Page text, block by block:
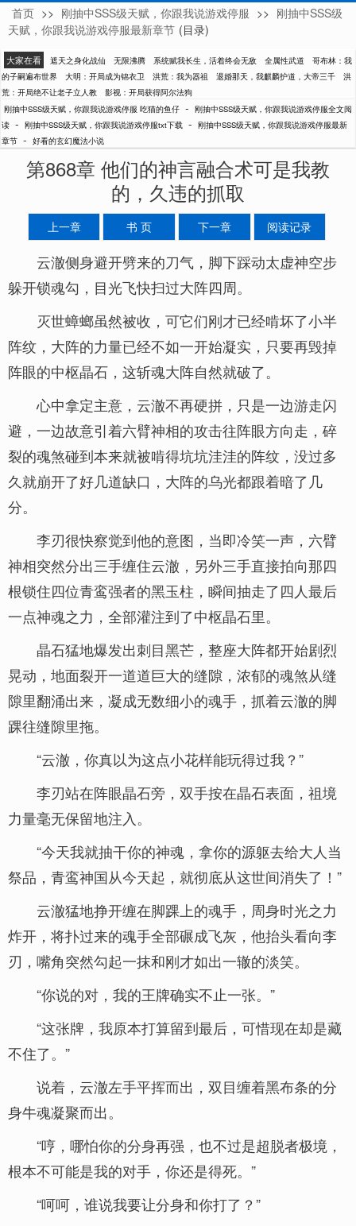
吃猫的鱼仔
首页 >> 刚抽中SSS级天赋，你跟我说游戏停服 >> 刚抽中SSS级
天赋，你跟我说游戏停服最新章节 (目录)
大家在看 遮天之身化战仙 无限沸腾 系统赋我长生，活着终会无敌 全属性武道
哥布林：我
的子嗣遍布世界
大明：开局成为锦衣卫 洪荒：我为器祖 退婚那天，我麒麟护道，大帝三千
洪
荒：开局绝不让老子立人教
影视：开局获得阿尔法狗
刚抽中SSS级天赋，你跟我说游戏停服 吃猫的鱼仔 - 刚抽中SSS级天赋，你跟我说游戏停服全文阅
读 - 刚抽中SSS级天赋，你跟我说游戏停服txt下载 - 刚抽中SSS级天赋，你跟我说游戏停服最新
章节 - 好看的玄幻魔法小说
第868章 他们的神言融合术可是我教
的，久违的抓取
上一章 书 页 下一章 阅读记录
云澈侧身避开劈来的刀气，脚下踩动太虚神空步
躲开锁魂勾，目光飞快扫过大阵四周。
灭世蟑螂虽然被收，可它们刚才已经啃坏了小半
阵纹，大阵的力量已经不如一开始凝实，只要再毁掉
阵眼的中枢晶石，这斩魂大阵自然就破了。
心中拿定主意，云澈不再硬拼，只是一边游走闪
避，一边故意引着六臂神相的攻击往阵眼方向走，碎
裂的魂煞碰到本来就被啃得坑坑洼洼的阵纹，没过多
久就崩开了好几道缺口，大阵的乌光都跟着暗了几
分。
李刃很快察觉到他的意图，当即冷笑一声，六臂
神相突然分出三手缠住云澈，另外三手直接拍向那四
根锁住四位青鸾强者的黑玉柱，瞬间抽走了四人最后
一点神魂之力，全部灌注到了中枢晶石里。
晶石猛地爆发出刺目黑芒，整座大阵都开始剧烈
晃动，地面裂开一道道巨大的缝隙，浓郁的魂煞从缝
隙里翻涌出来，凝成无数细小的魂手，抓着云澈的脚
踝往缝隙里拖。
“云澈，你真以为这点小花样能玩得过我？”
李刃站在阵眼晶石旁，双手按在晶石表面，祖境
力量毫无保留地注入。
“今天我就抽干你的神魂，拿你的源躯去给大人当
祭品，青鸾神国从今天起，就彻底从这世间消失了！”
云澈猛地挣开缠在脚踝上的魂手，周身时光之力
炸开，将扑过来的魂手全部碾成飞灰，他抬头看向李
刃，嘴角突然勾起一抹和刚才如出一辙的淡笑。
“你说的对，我的王牌确实不止一张。”
“这张牌，我原本打算留到最后，可惜现在却是藏
不住了。”
说着，云澈左手平挥而出，双目缠着黑布条的分
身牛魂凝聚而出。
“哼，哪怕你的分身再强，也不过是超脱者极境，
根本不可能是我的对手，你还是得死。”
“呵呵，谁说我要让分身和你打了？”